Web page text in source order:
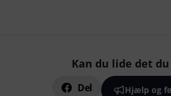
Kan du lide det du
Del Hjælp og